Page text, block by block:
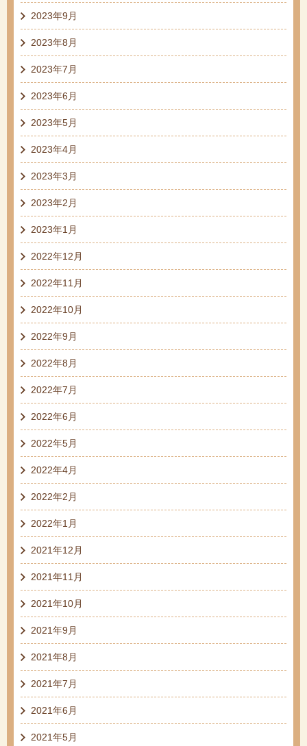
2023年9月
2023年8月
2023年7月
2023年6月
2023年5月
2023年4月
2023年3月
2023年2月
2023年1月
2022年12月
2022年11月
2022年10月
2022年9月
2022年8月
2022年7月
2022年6月
2022年5月
2022年4月
2022年2月
2022年1月
2021年12月
2021年11月
2021年10月
2021年9月
2021年8月
2021年7月
2021年6月
2021年5月